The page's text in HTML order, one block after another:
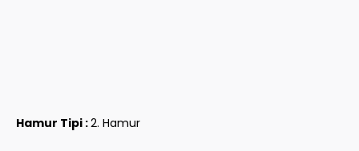
Hamur Tipi :2. Hamur